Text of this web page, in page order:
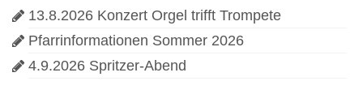
13.8.2026 Konzert Orgel trifft Trompete
Pfarrinformationen Sommer 2026
4.9.2026 Spritzer-Abend